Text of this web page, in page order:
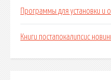
Программы для установки и
Книги постапокалипсис